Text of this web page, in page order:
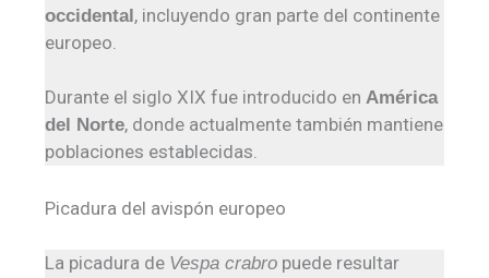
occidental, incluyendo gran parte del continente
europeo.
Durante el siglo XIX fue introducido en América
del Norte, donde actualmente también mantiene
poblaciones establecidas.
Picadura del avispón europeo
La picadura de Vespa crabro puede resultar